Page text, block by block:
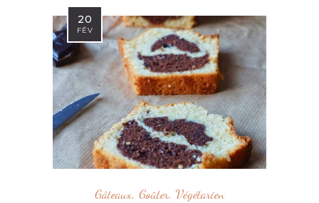
20
FÉV
Gâteaux, Goûter, Végétarien